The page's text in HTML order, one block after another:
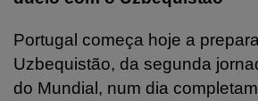
Portugal começa hoje a
Uzbequistão, da segunda
do Mundial, num dia